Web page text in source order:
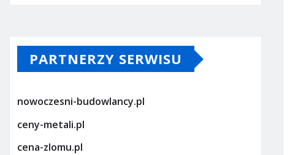
PARTNERZY SERWISU
nowoczesni-budowlancy.pl
ceny-metali.pl
cena-zlomu.pl